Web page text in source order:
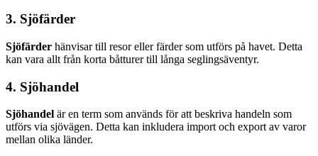
3. Sjöfärder
Sjöfärder hänvisar till resor eller färder som utförs på havet. Detta
kan vara allt från korta båtturer till långa seglingsäventyr.
4. Sjöhandel
Sjöhandel är en term som används för att beskriva handeln som
utförs via sjövägen. Detta kan inkludera import och export av varor
mellan olika länder.